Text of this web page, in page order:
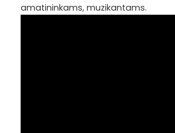
amatininkams, muzikantams.